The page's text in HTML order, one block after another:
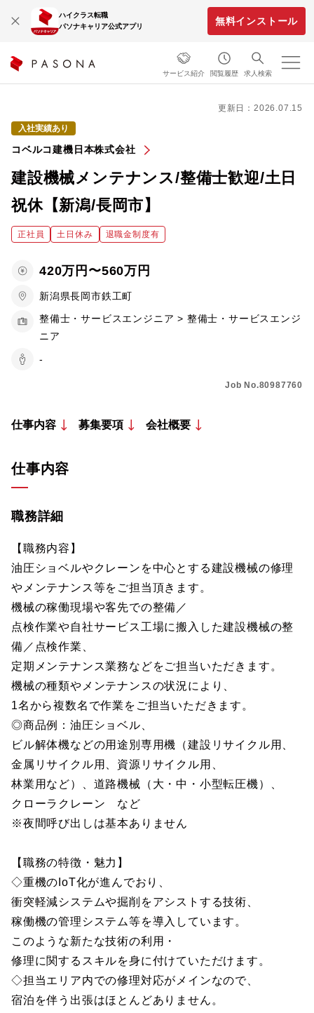
ハイクラス転職
パソナキャリア公式アプリ
無料インストール
サービス紹介 閲覧履歴 求人検索
更新日：2026.07.15
入社実績あり
コベルコ建機日本株式会社
建設機械メンテナンス/整備士歓迎/土日
祝休【新潟/長岡市】
正社員 土日休み 退職金制度有
420万円〜560万円
新潟県長岡市鉄工町
整備士・サービスエンジニア > 整備士・サービスエンジ
ニア
-
Job No.80987760
仕事内容 募集要項 会社概要
仕事内容
職務詳細
【職務内容】
油圧ショベルやクレーンを中心とする建設機械の修理
やメンテナンス等をご担当頂きます。
機械の稼働現場や客先での整備／
点検作業や自社サービス工場に搬入した建設機械の整
備／点検作業、
定期メンテナンス業務などをご担当いただきます。
機械の種類やメンテナンスの状況により、
1名から複数名で作業をご担当いただきます。
◎商品例：油圧ショベル、
ビル解体機などの用途別専用機（建設リサイクル用、
金属リサイクル用、資源リサイクル用、
林業用など）、道路機械（大・中・小型転圧機）、
クローラクレーン など
※夜間呼び出しは基本ありません
【職務の特徴・魅力】
◇重機のIoT化が進んでおり、
衝突軽減システムや掘削をアシストする技術、
稼働機の管理システム等を導入しています。
このような新たな技術の利用・
修理に関するスキルを身に付けていただけます。
◇担当エリア内での修理対応がメインなので、
宿泊を伴う出張はほとんどありません。